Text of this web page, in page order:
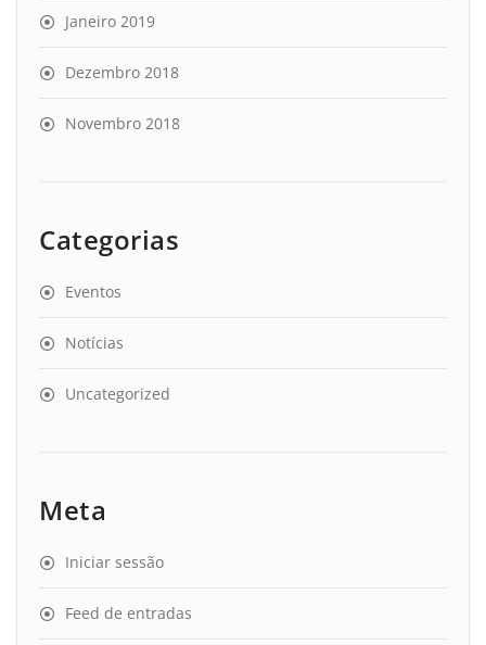
Janeiro 2019
Dezembro 2018
Novembro 2018
Categorias
Eventos
Notícias
Uncategorized
Meta
Iniciar sessão
Feed de entradas